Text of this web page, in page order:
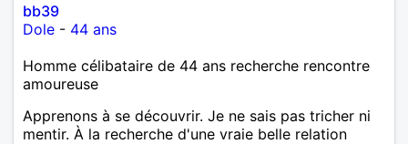
bb39
Dole - 44 ans
Homme célibataire de 44 ans recherche rencontre
amoureuse
Apprenons à se découvrir. Je ne sais pas tricher ni
mentir. À la recherche d'une vraie belle relation